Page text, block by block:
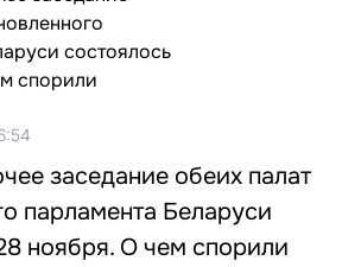
заседание обеих палат
парламента Беларуси
ноября. О чем спорили